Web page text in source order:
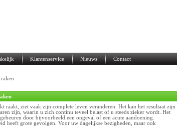
Klantenservice Nieuws Contact
raakt, ziet vaak zijn complete leven veranderen. Het kan het resultaat zijn
zijn, waarin u zich continu teveel belast of u steeds zieker wordt. Het
door bijvoorbeeld een ongeval of een acute aandoening.
heeft grote gevolgen. Voor uw dagelijkse bezigheden, maar ook